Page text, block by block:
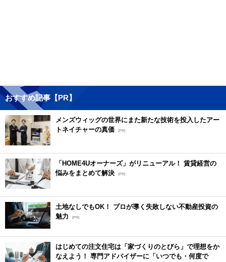
おすすめ記事【PR】
メンズウィッグの世界にまた新たな技術を投入したアー
トネイチャーの真価 [PR]
「HOME4Uオーナーズ」がリニューアル！ 賃貸経営の
悩みをまとめて解決 [PR]
土地なしでもOK！ プロが導く失敗しない不動産投資の
魅力
[PR]
はじめての注文住宅は「家づくりのとびら」で理想をか
なえよう！ 専門アドバイザーに「いつでも・何度で